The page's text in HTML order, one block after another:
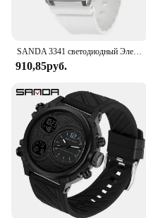
SANDA 3341 светодиодный Электронные наружные военные водонепроницаемые кварцевые наручные часы с будильником 5 дюймов стильные цифровые мужские часы обратный отсчет секундомер
910,85руб.